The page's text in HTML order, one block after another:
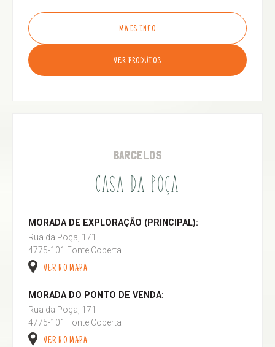
MAIS INFO
VER PRODUTOS
BARCELOS
CASA DA POÇA
MORADA DE EXPLORAÇÃO (PRINCIPAL):
Rua da Poça, 171
4775-101 Fonte Coberta
VER NO MAPA
MORADA DO PONTO DE VENDA:
Rua da Poça, 171
4775-101 Fonte Coberta
VER NO MAPA